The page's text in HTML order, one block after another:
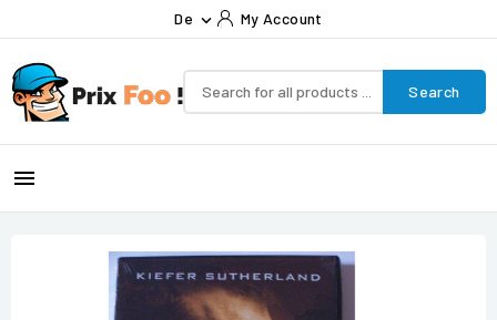
De  My Account
Search
